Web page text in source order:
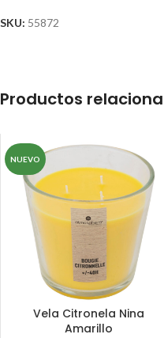
SKU: 55872
Productos
NUEVO
Vela Citronela Nina
Amarillo